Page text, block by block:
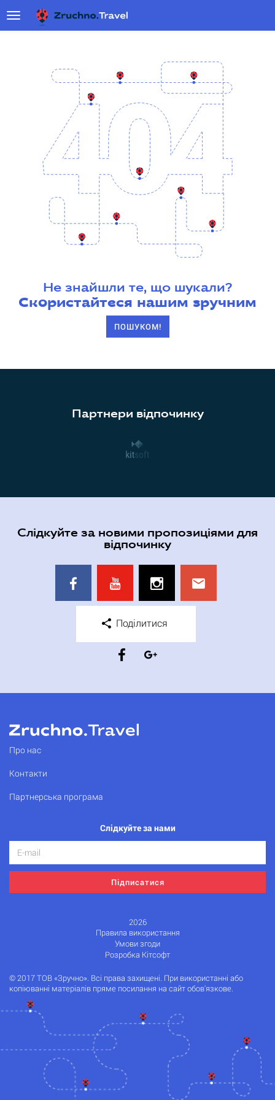
Не знайшли те, що шукали?
Скористайтеся нашим зручним
ПОШУКОМ!
Партнери відпочинку
Слідкуйте за новими пропозиціями для
відпочинку
Поділитися
Про нас
Контакти
Партнерська програма
Слідкуйте за нами
Підписатися
2026
Правила використання
Умови згоди
Розробка Кітсофт
© 2017 ТОВ «Зручно». Всі права захищені. При використанні або
копіюванні матеріалів пряме посилання на сайт обов'язкове.